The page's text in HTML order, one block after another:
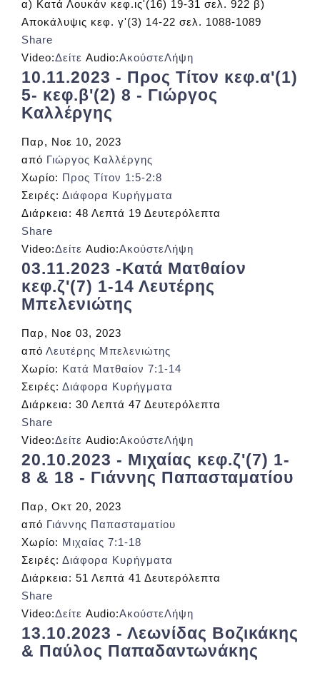
α) Κατά Λουκάν κεφ.ις'(16) 19-31 σελ. 922 β)
Αποκάλυψις κεφ. γ'(3) 14-22 σελ. 1088-1089
Share
Video:Δείτε Audio:ΑκούστεΛήψη
10.11.2023 - Προς Τίτον κεφ.α'(1)
5- κεφ.β'(2) 8 - Γιώργος
Καλλέργης
Παρ, Νοε 10, 2023
από Γιώργος Καλλέργης
Χωρίο: Προς Τίτον 1:5-2:8
Σειρές: Διάφορα Κυρήγματα
Διάρκεια: 48 Λεπτά 19 Δευτερόλεπτα
Share
Video:Δείτε Audio:ΑκούστεΛήψη
03.11.2023 -Κατά Ματθαίον
κεφ.ζ'(7) 1-14 Λευτέρης
Μπελενιώτης
Παρ, Νοε 03, 2023
από Λευτέρης Μπελενιώτης
Χωρίο: Κατά Ματθαίον 7:1-14
Σειρές: Διάφορα Κυρήγματα
Διάρκεια: 30 Λεπτά 47 Δευτερόλεπτα
Share
Video:Δείτε Audio:ΑκούστεΛήψη
20.10.2023 - Μιχαίας κεφ.ζ'(7) 1-
8 & 18 - Γιάννης Παπασταματίου
Παρ, Οκτ 20, 2023
από Γιάννης Παπασταματίου
Χωρίο: Μιχαίας 7:1-18
Σειρές: Διάφορα Κυρήγματα
Διάρκεια: 51 Λεπτά 41 Δευτερόλεπτα
Share
Video:Δείτε Audio:ΑκούστεΛήψη
13.10.2023 - Λεωνίδας Βοζικάκης
& Παύλος Παπαδαντωνάκης